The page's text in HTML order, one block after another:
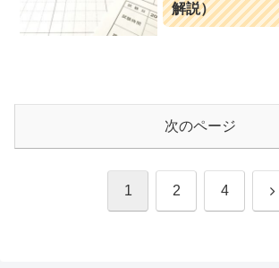
解説）
次のページ
1 2 4 次